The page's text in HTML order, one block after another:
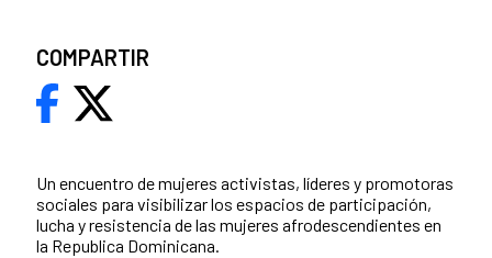
Un encuentro de mujeres activistas, líderes y promotoras
sociales para visibilizar los espacios de participación,
lucha y resistencia de las mujeres afrodescendientes en
la Republica Dominicana.
COMPARTIR